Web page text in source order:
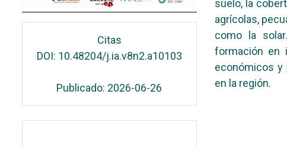
Citas
DOI: 10.48204/j.ia.v8n2.a10103
Publicado: 2026-06-26
suelo, la
agrícolas,
como la
formación en
económicos y
en la región.